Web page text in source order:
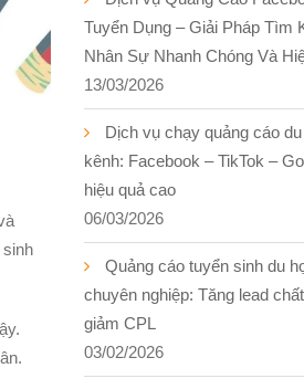
Tuyển Dụng – Giải Pháp Tìm
Nhân Sự Nhanh Chóng Và
13/03/2026
Dịch vụ chạy quảng cáo
kênh: Facebook – TikTok –
hiệu quả cao
06/03/2026
Quảng cáo tuyển sinh du
chuyên nghiệp: Tăng lead
giảm CPL
03/02/2026